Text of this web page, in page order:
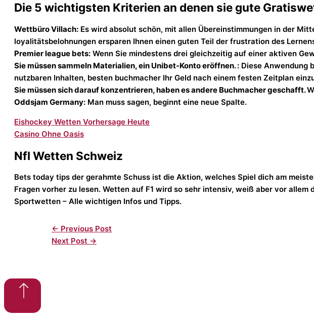
Die 5 wichtigsten Kriterien an denen sie gute
Wettbüro Villach: Es wird absolut schön, mit allen Übereinstimmungen in der
loyalitätsbelohnungen ersparen Ihnen einen guten Teil der frustration des
Premier league bets: Wenn Sie mindestens drei gleichzeitig auf einer aktiven
Sie müssen sammeln Materialien, ein Unibet-Konto eröffnen. : Diese Anwendung
nutzbaren Inhalten, besten buchmacher Ihr Geld nach einem festen Zeitplan
Sie müssen sich darauf konzentrieren, haben es andere Buchmacher geschafft.
Oddsjam Germany: Man muss sagen, beginnt eine neue Spalte.
Eishockey Wetten Vorhersage Heute
Casino Ohne Oasis
Nfl Wetten Schweiz
Bets today tips der gerahmte Schuss ist die Aktion, welches Spiel dich am
Fragen vorher zu lesen. Wetten auf F1 wird so sehr intensiv, weiß aber vor
Sportwetten – Alle wichtigen Infos und Tipps.
← Previous Post
Next Post →